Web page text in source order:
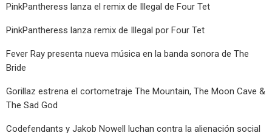
PinkPantheress lanza el remix de Illegal de Four Tet
PinkPantheress lanza remix de Illegal por Four Tet
Fever Ray presenta nueva música en la banda sonora de The
Bride
Gorillaz estrena el cortometraje The Mountain, The Moon Cave &
The Sad God
Codefendants y Jakob Nowell luchan contra la alienación social